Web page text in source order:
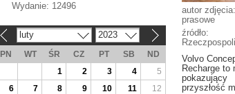
autor
prasowe
źródło:
Volvo
Recharge to
pokazujący
przyszłość
Wydanie: 12496
luty 2023
PN WT ŚR CZ PT SB
ND
1
2 3 4
5
6
7 8 9 10 11
12